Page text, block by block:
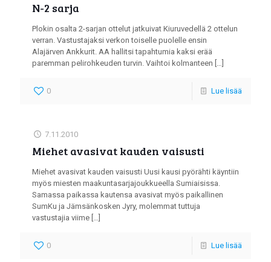
N-2 sarja
Plokin osalta 2-sarjan ottelut jatkuivat Kiuruvedellä 2 ottelun
verran. Vastustajaksi verkon toiselle puolelle ensin
Alajärven Ankkurit. AA hallitsi tapahtumia kaksi erää
paremman pelirohkeuden turvin. Vaihtoi kolmanteen […]
0 Lue lisää
7.11.2010
Miehet avasivat kauden vaisusti
Miehet avasivat kauden vaisusti Uusi kausi pyörähti käyntiin
myös miesten maakuntasarjajoukkueella Sumiaisissa.
Samassa paikassa kautensa avasivat myös paikallinen
SumKu ja Jämsänkosken Jyry, molemmat tuttuja
vastustajia viime […]
0 Lue lisää